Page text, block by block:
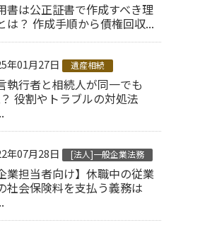
書は公正証書で作成すべき理
は？ 作成手順から債権回収...
年01月27日 遺産相続
執行者と相続人が同一でも
役割やトラブルの対処法
年07月28日 [法人]一般企業法務
業担当者向け】休職中の従業
社会保険料を支払う義務は